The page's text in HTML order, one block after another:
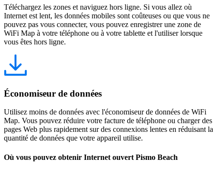
Téléchargez les zones et naviguez hors ligne. Si vous allez où
Internet est lent, les données mobiles sont coûteuses ou que vous ne
pouvez pas vous connecter, vous pouvez enregistrer une zone de
WiFi Map à votre téléphone ou à votre tablette et l'utiliser lorsque
vous êtes hors ligne.
Économiseur de données
Utilisez moins de données avec l'économiseur de données de WiFi
Map. Vous pouvez réduire votre facture de téléphone ou charger des
pages Web plus rapidement sur des connexions lentes en réduisant la
quantité de données que votre appareil utilise.
Où vous pouvez obtenir Internet ouvert Pismo Beach